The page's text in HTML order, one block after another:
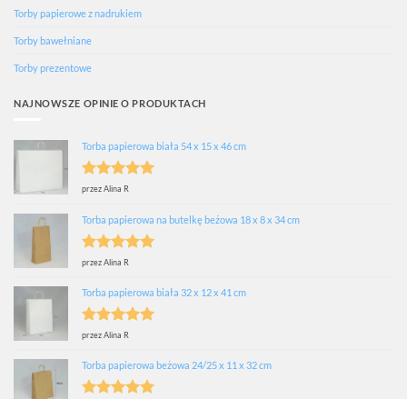
Torby papierowe z nadrukiem
Torby bawełniane
Torby prezentowe
NAJNOWSZE OPINIE O PRODUKTACH
Torba papierowa biała 54 x 15 x 46 cm
Oceniono
przez Alina R
Torba papierowa na butelkę beżowa 18 x 8 x 34 cm
Oceniono
przez Alina R
Torba papierowa biała 32 x 12 x 41 cm
Oceniono
przez Alina R
Torba papierowa beżowa 24/25 x 11 x 32 cm